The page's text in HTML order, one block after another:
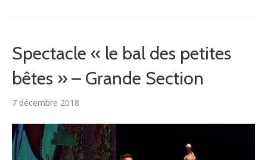
Spectacle « le bal des petites
bêtes » – Grande Section
7 décembre 2018